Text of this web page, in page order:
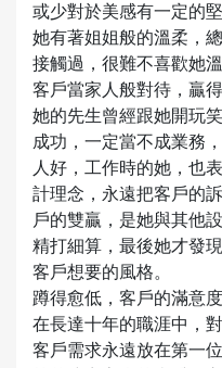
或少對於美感有一定的
她有著姐姐般的溫柔，
接觸過，很難不喜歡她
客戶當家人般對待，贏得
她的先生曾經跟她開玩
成功，一定當不成業務
人好，工作時的她，也
計理念，永遠把客戶的
戶的雙贏，是她與其他
精打細算，最後她才發
客戶想要的風格。
蹲得愈低，客戶的滿意
在長達十年的職涯中，
客戶需求永遠放在第一